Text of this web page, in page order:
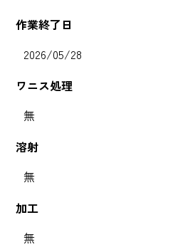
作業終了日
2026/05/28
ワニス処理
無
溶射
無
加工
無